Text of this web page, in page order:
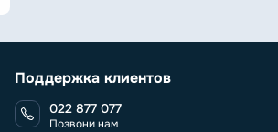
Поддержка клиентов
022 877 077
Позвони нам